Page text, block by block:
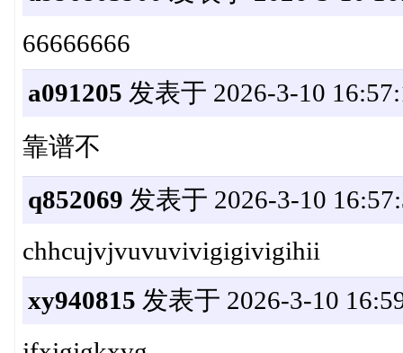
66666666
a091205 发表于 2026-3-10
靠谱不
q852069 发表于 2026-3-10
chhcujvjvuvuvivigigivigihii
xy940815 发表于 2026-3-10